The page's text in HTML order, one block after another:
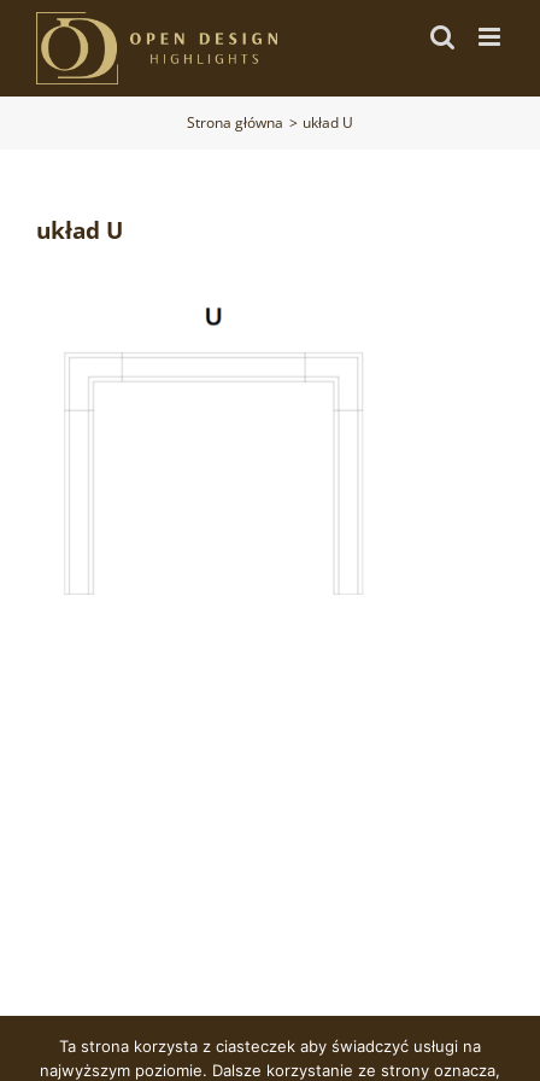
Przejdź
zawartości
Strona główna układ U
układ U
Ta strona korzysta z ciasteczek aby świadczyć usługi na
najwyższym poziomie. Dalsze korzystanie ze strony oznacza,